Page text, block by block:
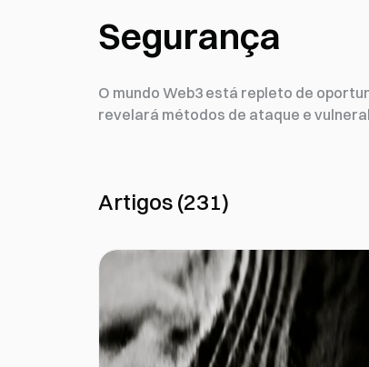
Segurança
O mundo Web3 está repleto de
revelará métodos de ataque e
Artigos (231)